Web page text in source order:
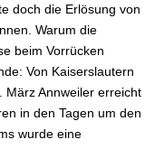
doch die Erlösung von
Warum die
beim Vorrücken
Von Kaiserslautern
März Annweiler erreicht
in den Tagen um den
wurde eine